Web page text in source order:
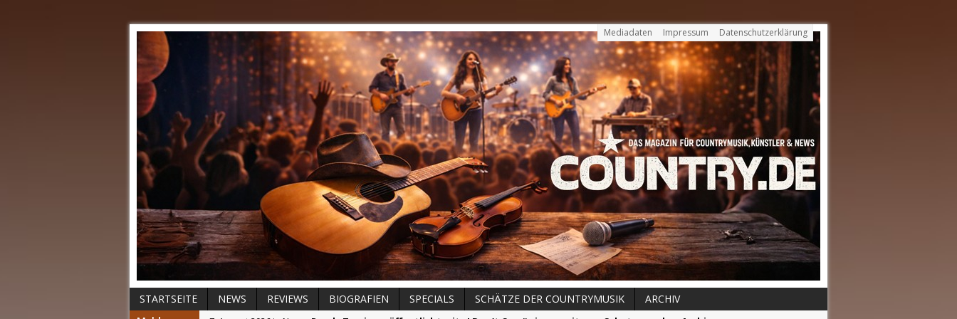
Mediadaten Impressum Datenschutzerklärung
STARTSEITE NEWS REVIEWS BIOGRAFIEN SPECIALS SCHÄTZE DER COUNTRYMUSIK
ARCHIV